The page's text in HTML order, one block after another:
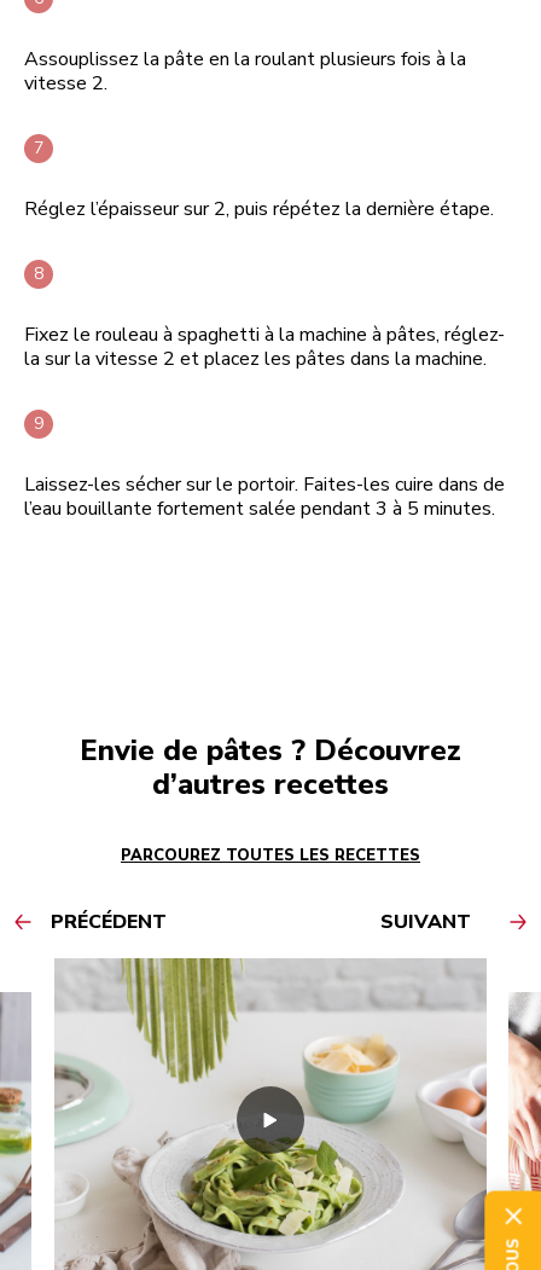
Assouplissez la pâte en la roulant plusieurs fois à la
vitesse 2.
Réglez l’épaisseur sur 2, puis répétez la dernière étape.
Fixez le rouleau à spaghetti à la machine à pâtes, réglez-
la sur la vitesse 2 et placez les pâtes dans la machine.
Laissez-les sécher sur le portoir. Faites-les cuire dans de
l’eau bouillante fortement salée pendant 3 à 5 minutes.
Envie de pâtes ? Découvrez
d’autres recettes
PARCOUREZ TOUTES LES RECETTES
PRÉCÉDENT SUIVANT